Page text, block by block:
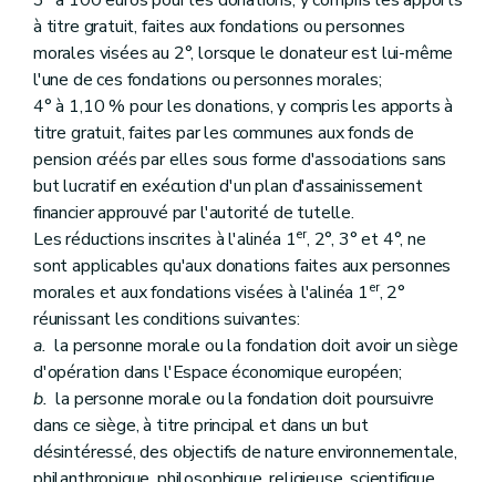
à titre gratuit, faites aux fondations ou personnes
morales visées au 2°, lorsque le donateur est lui-même
l'une de ces fondations ou personnes morales;
4° à 1,10 % pour les donations, y compris les apports à
titre gratuit, faites par les communes aux fonds de
pension créés par elles sous forme d'associations sans
but lucratif en exécution d'un plan d'assainissement
financier approuvé par l'autorité de tutelle.
Les réductions inscrites à l'alinéa 1er, 2°, 3° et 4°, ne
sont applicables qu'aux donations faites aux personnes
morales et aux fondations visées à l'alinéa 1er, 2°
réunissant les conditions suivantes:
a. la personne morale ou la fondation doit avoir un siège
d'opération dans l'Espace économique européen;
b. la personne morale ou la fondation doit poursuivre
dans ce siège, à titre principal et dans un but
désintéressé, des objectifs de nature environnementale,